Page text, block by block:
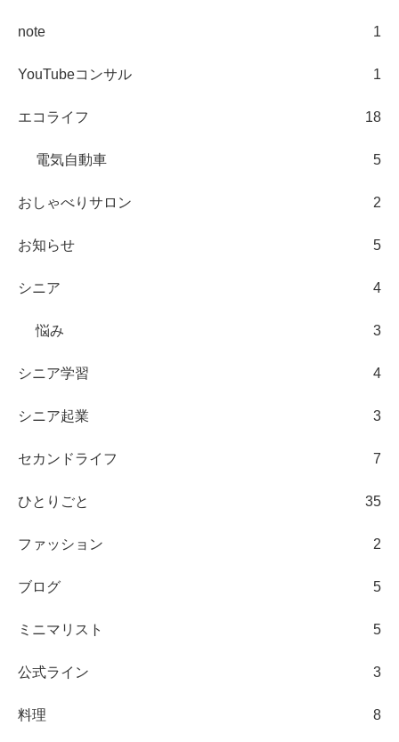
note 1
YouTubeコンサル 1
エコライフ 18
電気自動車 5
おしゃべりサロン 2
お知らせ 5
シニア 4
悩み 3
シニア学習 4
シニア起業 3
セカンドライフ 7
ひとりごと 35
ファッション 2
ブログ 5
ミニマリスト 5
公式ライン 3
料理 8